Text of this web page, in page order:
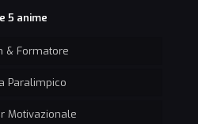
5 anime
& Formatore
Paralimpico
Motivazionale